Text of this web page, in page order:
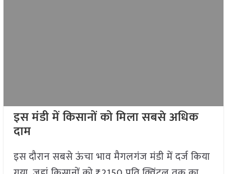
इस मंडी में किसानों को मिला सबसे अधिक
दाम
इस दौरान सबसे ऊंचा भाव मैगलगंज मंडी में दर्ज किया